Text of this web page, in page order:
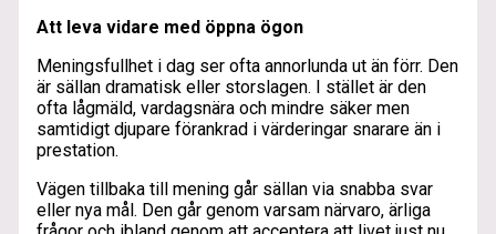
Att leva vidare med öppna ögon
Meningsfullhet i dag ser ofta annorlunda ut än förr. Den
är sällan dramatisk eller storslagen. I stället är den
ofta lågmäld, vardagsnära och mindre säker men
samtidigt djupare förankrad i värderingar snarare än i
prestation.
Vägen tillbaka till mening går sällan via snabba svar
eller nya mål. Den går genom varsam närvaro, ärliga